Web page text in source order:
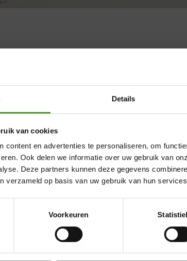
Details
van cookies
content en advertenties te personaliseren, om
Ook delen we informatie over uw gebruik van
Deze partners kunnen deze gegevens
verzameld op basis van uw gebruik van hun
Voorkeuren
Showroom Breda
Vrijdag 12:00 – 17:00
Zaterdag 12:00 – 17:00
Zondag 12:00 – 17:00